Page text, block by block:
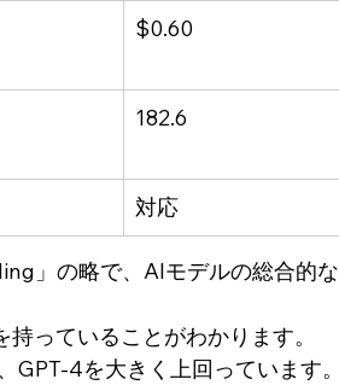
$0.60
182.6
対応
」の略で、AIモデルの総合的な
っていることがわかります。
4を大きく上回っています。